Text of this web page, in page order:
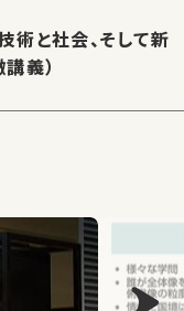
と社会、そして新
義）